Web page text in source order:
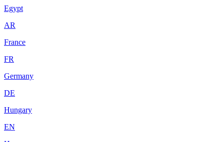
Egypt
AR
France
FR
Germany
DE
Hungary
EN